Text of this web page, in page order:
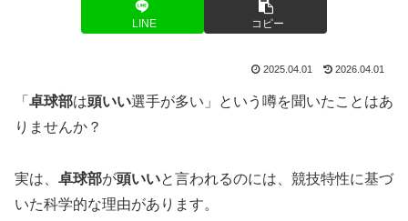
LINE コピー
2025.04.01 2026.04.01
「 卓球部は頭いい選手が多い」という噂を聞いたことはあ
りませんか？
実は、 卓球部が頭いいと言われるのには、競技特性に基づ
いた科学的な理由があります。